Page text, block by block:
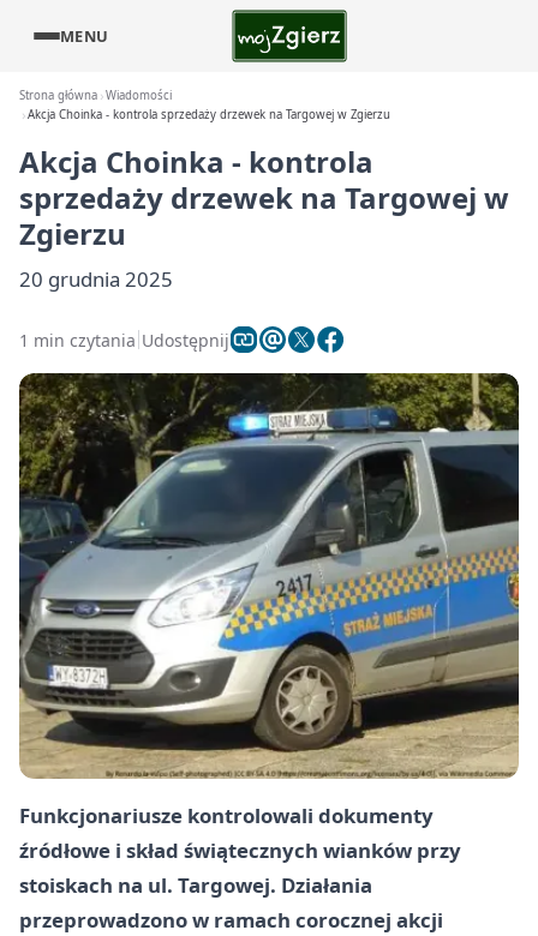
MENU
Strona główna Wiadomości
Akcja Choinka - kontrola sprzedaży drzewek na Targowej w Zgierzu
Akcja Choinka - kontrola
sprzedaży drzewek na Targowej w
Zgierzu
20 grudnia 2025
1 min czytania Udostępnij
Funkcjonariusze kontrolowali dokumenty
źródłowe i skład świątecznych wianków przy
stoiskach na ul. Targowej. Działania
przeprowadzono w ramach corocznej akcji